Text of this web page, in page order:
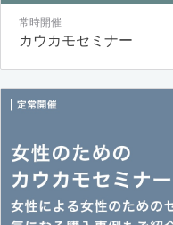
常時開催
カウカモセミナー